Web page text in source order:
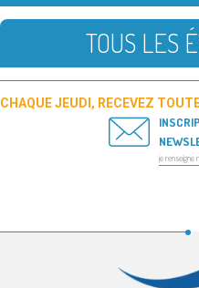
TOUS LES
CHAQUE JEUDI, RECEVEZ